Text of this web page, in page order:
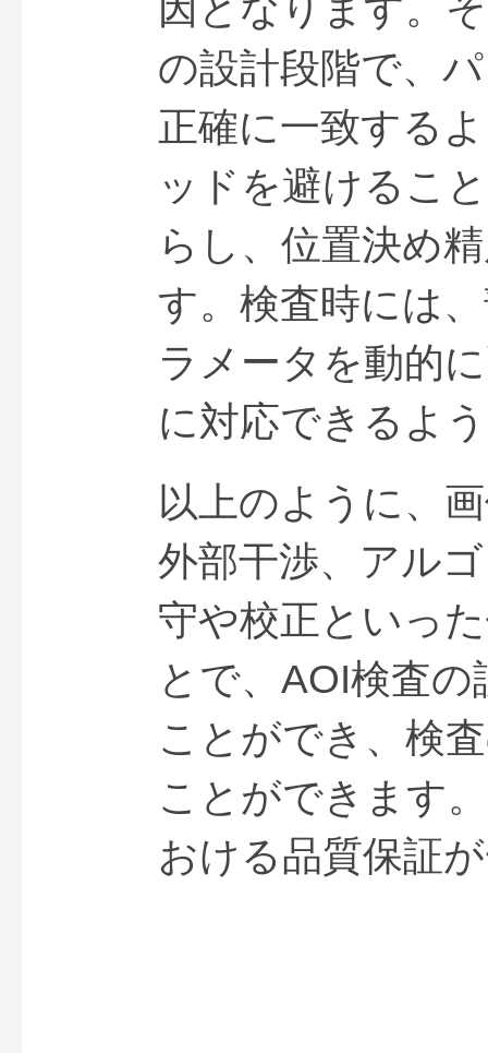
因となります。
の設計段階で、
正確に一致する
ッドを避けるこ
らし、位置決め
す。検査時には
ラメータを動的
に対応できるよ
以上のように、
外部干渉、アル
守や校正といっ
とで、AOI検査
ことができ、検
ことができます
おける品質保証